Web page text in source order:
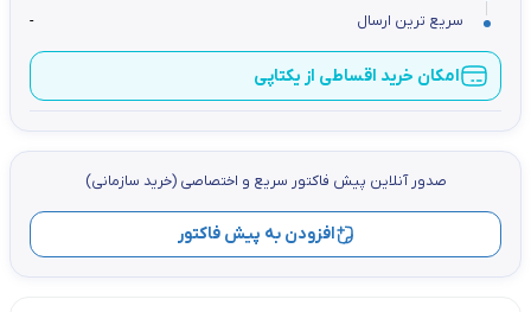
سریع ترین ارسال
-
امکان خرید اقساطی از یکتاپی
صدور آنلاین پيش فاكتور سریع و اختصاصي (خرید سازمانی)
افزودن به پیش فاکتور